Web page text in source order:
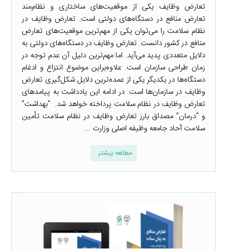
تعارض وظایف یکی از موقعیت‌های ساختاری و نظام‌مند
تعارض منافع در دستگاه‌های دولتی است. تعارض وظایف در
نظام سلامت را می‌توان یکی از مهم‌ترین موقعیت‌های تعارض
منافع در کشور دانست. تعارض وظایف در دستگاه‌های دولتی به
دلایل متعددی پدید می‌آید. اما مهم‌ترین دلیل آن عدم توجه در
زمان طراحی سازمان است. علاوه‌براین موضوع انتزاع و ادغام
دستگاه‌ها در یکدیگر یکی از عمده‌ترین دلایل شکل‌گیری تعارض
وظایف در سازمان‌ها است. در ادامه این یادداشت به پیامدهای
تعارض وظایف در نظام سلامت پرداخته خواهد شد. “بهداشت”
و “درمان” مصداق بارز تعارض وظایف در نظام سلامت تأمین
سلامت آحاد جامعه وظیفه اصلی وزارت ...
مطالعه بیشتر